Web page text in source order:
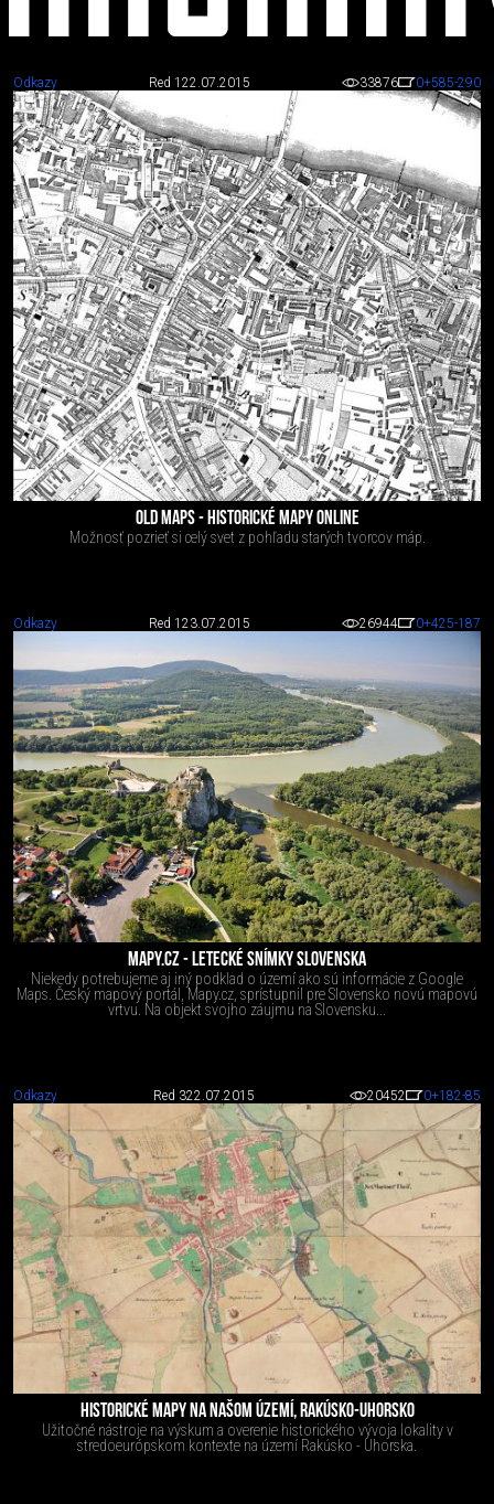
Odkazy
Odkazy Red 1 22.07.2015 33876 0+585-290
OLD MAPS - HISTORICKÉ MAPY ONLINE
Možnosť pozrieť si celý svet z pohľadu starých tvorcov máp.
Odkazy Red 1 23.07.2015 26944 0+425-187
MAPY.CZ - LETECKÉ SNÍMKY SLOVENSKA
Niekedy potrebujeme aj iný podklad o území ako sú informácie z Google
Maps. Český mapový portál, Mapy.cz, sprístupnil pre Slovensko novú mapovú
vrtvu. Na objekt svojho záujmu na Slovensku...
Odkazy Red 322.07.2015 20452 0+182-85
HISTORICKÉ MAPY NA NAŠOM ÚZEMÍ, RAKÚSKO-UHORSKO
Užitočné nástroje na výskum a overenie historického vývoja lokality v
stredoeurópskom kontexte na území Rakúsko - Uhorska.